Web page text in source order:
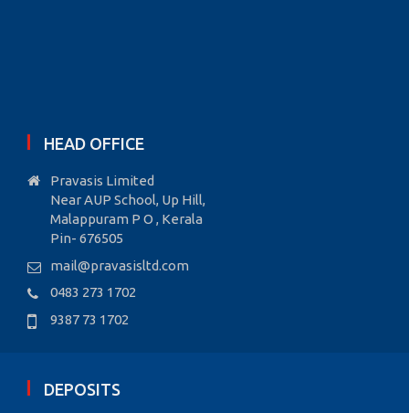
HEAD OFFICE
Pravasis Limited
Near AUP School, Up Hill,
Malappuram P O , Kerala
Pin- 676505
mail@pravasisltd.com
0483 273 1702
9387 73 1702
DEPOSITS